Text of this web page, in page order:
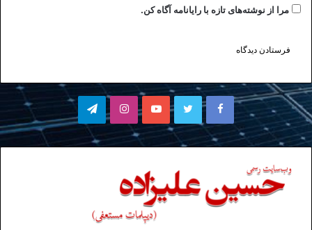
مرا از نوشته‌های تازه با رایانامه آگاه کن.
فیسبوک توییتر یوتیوباینستاگرامتلگرام